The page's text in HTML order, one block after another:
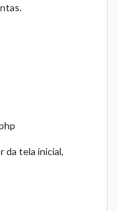
da tela inicial,